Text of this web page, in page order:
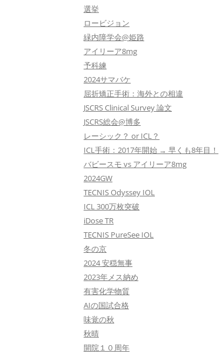
選挙
ロービジョン
緑内障学会@姫路
アイリーア8mg
予科練
2024サマバケ
屈折矯正手術：海外との相違
JSCRS Clinical Survey 論文
JSCRS総会@博多
レーシック？ or ICL？
ICL手術：2017年開始 → 早くも8年目！
バビースモ vs アイリーア8mg
2024GW
TECNIS Odyssey IOL
ICL 300万枚突破
iDose TR
TECNIS PureSee IOL
冬の京
2024 安穏無事
2023年メス納め
有害化学物質
AIの国試合格
味覚の秋
秋晴
開院１０周年